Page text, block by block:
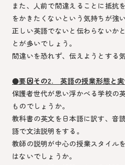
また、人前で間違えることに抵抗
をかきたくないという気持ちが強
正しい英語でないと伝わらないか
とが多いでしょう。
間違いを恐れず、伝えようとする
●要因その2. 英語の授業形態と
保護者世代が思い浮かべる学校の
ものでしょうか。
教科書の英文を日本語に訳す、音
語で文法説明をする。
教師の説明が中心の授業スタイル
はないでしょうか。